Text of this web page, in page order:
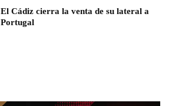
El Cádiz cierra la venta de su lateral a
Portugal